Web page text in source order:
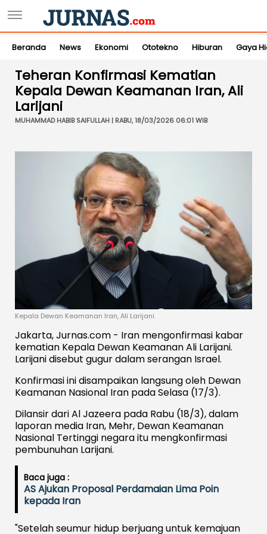
Beranda News Ekonomi Ototekno Hiburan Gaya
Teheran Konfirmasi Kematian
Kepala Dewan Keamanan Iran, Ali
Larijani
MUHAMMAD HABIB SAIFULLAH | RABU, 18/03/2026 06:01 WIB
Kepala Dewan Keamanan Iran, Ali Larijani.
Jakarta, Jurnas.com - Iran mengonfirmasi kabar
kematian Kepala Dewan Keamanan Ali Larijani.
Larijani disebut gugur dalam serangan Israel.
Konfirmasi ini disampaikan langsung oleh Dewan
Keamanan Nasional Iran pada Selasa (17/3).
Dilansir dari Al Jazeera pada Rabu (18/3), dalam
laporan media Iran, Mehr, Dewan Keamanan
Nasional Tertinggi negara itu mengkonfirmasi
pembunuhan Larijani.
Baca juga :
AS Ajukan Proposal Perdamaian Lima Poin
kepada Iran
"Setelah seumur hidup berjuang untuk kemajuan